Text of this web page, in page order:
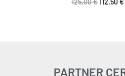
125,00€112,50€
PARTNER